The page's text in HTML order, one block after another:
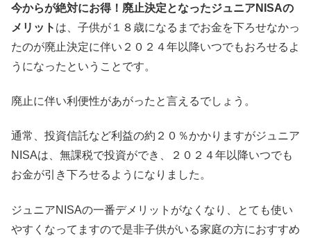
今からが絶対にお得！廃止決定となったジュニアNISAの
メリット は、子供が１８歳になるまでお金を下ろせなかっ
たのが廃止決定に伴い２０２４年以降いつでもおろせるよ
うになったということです。
廃止に伴い利便性があがったと言えるでしょう。
通常、投資信託など利益の約２０％かかりますがジュニア
NISAは、無課税で投資ができ、２０２４年以降いつでも
お金が引き下ろせるようになりました。
ジュニアNISAの一番デメリットがなくなり、とても使い
やすくなってますので是非子供がいる家庭の方におすすめ